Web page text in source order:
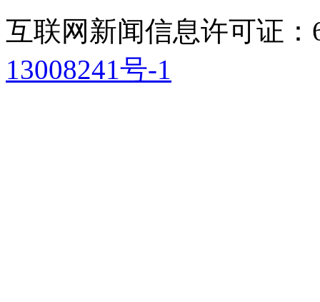
互联网新闻信息许可证：
13008241号-1